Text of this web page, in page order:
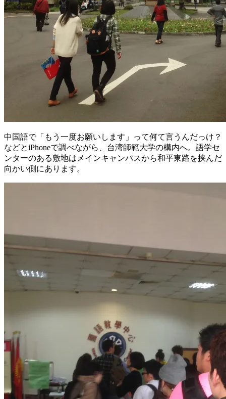
中国語で「もう一度お願いします」って何て言うんだっけ？
などとiPhoneで調べながら、台湾師範大学の構内へ。語学セ
ンターのある敷地はメインキャンパスから和平東路を挟んだ
向かい側にあります。